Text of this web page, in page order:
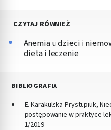
CZYTAJ RÓWNIEŻ
Anemia u dzieci i
dieta i leczenie
BIBLIOGRAFIA
E. Karakulska-Prystupiuk,
postępowanie w praktyce
1/2019